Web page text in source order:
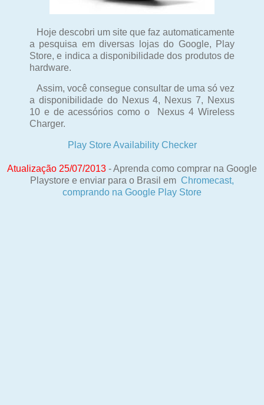
Hoje descobri um site que faz automaticamente
a pesquisa em diversas lojas do Google, Play
Store, e indica a disponibilidade dos produtos de
hardware.
Assim, você consegue consultar de uma só vez
a disponibilidade do Nexus 4, Nexus 7, Nexus
10 e de acessórios como o Nexus 4 Wireless
Charger.
Play Store Availability Checker
Atualização 25/07/2013 - Aprenda como comprar na Google
Playstore e enviar para o Brasil em Chromecast,
comprando na Google Play Store